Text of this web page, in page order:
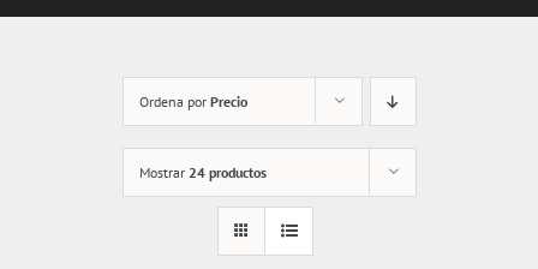
Ordena por Precio
Mostrar 24 productos